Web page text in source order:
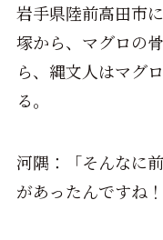
岩手県陸前高田市
塚から、マグロの
ら、縄文人はマグ
る。
河隅：「そんなに
があったんですね！